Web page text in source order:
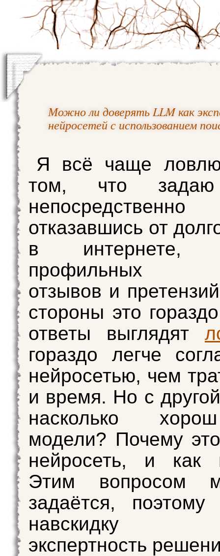
Можно ли доверять LLM как
нейросетей с использованием
Я всё чаще
том, что задаю
отказавшись от
в интернете,
профильных
отзывов и
стороны это
ответы выглядят
гораздо легче
нейросетью, чем
и время. Но с
насколько
модели? Почему
нейросеть, и как
Этим вопросом
задаётся,
навскидку
экспертность